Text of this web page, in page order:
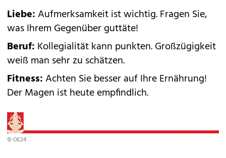
Liebe:Aufmerksamkeit ist wichtig. Fragen Sie,
was Ihrem Gegenüber guttäte!
Beruf: Kollegialität kann punkten. Großzügigkeit
weiß man sehr zu schätzen.
Fitness:Achten Sie besser auf Ihre Ernährung!
Der Magen ist heute empfindlich.
© OE24